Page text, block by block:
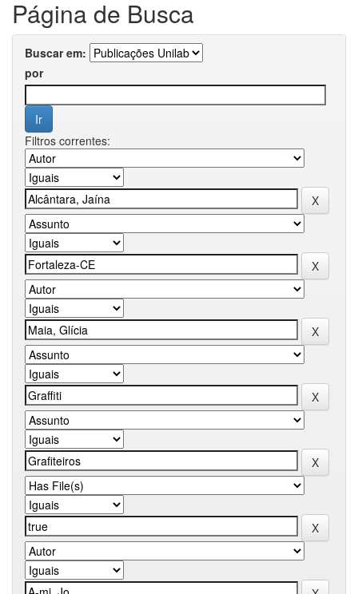
Página de Busca
Buscar em:
por
Filtros correntes: